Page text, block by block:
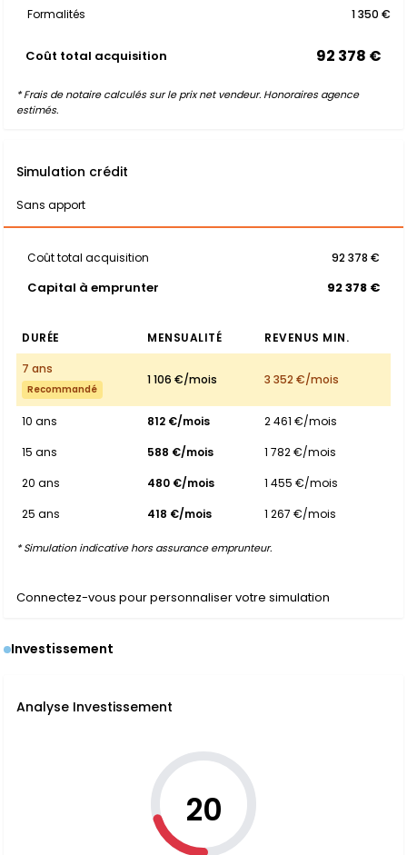
Formalités 1 350 €
Coût total acquisition 92 378 €
* Frais de notaire calculés sur le prix net vendeur. Honoraires agence
estimés.
Simulation crédit
Sans apport
Coût total acquisition 92 378 €
Capital à emprunter 92 378 €
DURÉE MENSUALITÉ
REVENUS MIN.
7 ans
Recommandé
1 106 €/mois 3 352 €/mois
10 ans 812 €/mois
2 461 €/mois
15 ans
588 €/mois
1 782 €/mois
20 ans
480 €/mois
1 455 €/mois
25 ans
418 €/mois 1 267 €/mois
* Simulation indicative hors assurance emprunteur.
Connectez-vous pour personnaliser votre simulation
Investissement
Analyse Investissement
20